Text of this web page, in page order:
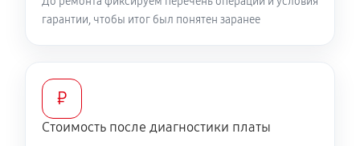
гарантии, чтобы итог был понятен заранее
₽
Стоимость после диагностики платы